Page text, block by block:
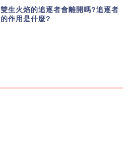
雙生火焰的追逐者會離開嗎?追逐者
的作用是什麼?